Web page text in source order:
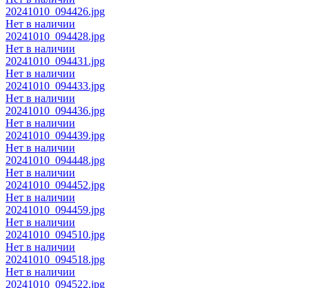
20241010_094426.jpg
Нет в наличии
20241010_094428.jpg
Нет в наличии
20241010_094431.jpg
Нет в наличии
20241010_094433.jpg
Нет в наличии
20241010_094436.jpg
Нет в наличии
20241010_094439.jpg
Нет в наличии
20241010_094448.jpg
Нет в наличии
20241010_094452.jpg
Нет в наличии
20241010_094459.jpg
Нет в наличии
20241010_094510.jpg
Нет в наличии
20241010_094518.jpg
Нет в наличии
20241010_094522.jpg